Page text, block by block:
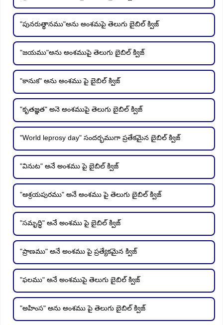
"పునరుత్థానము"అను అంశమపై తెలుగు బైబిల్ క్విజ్
"జయము"అను అంశముపై తెలుగు బైబిల్ క్విజ్
"కానుక" అను అంశము పై బైబిల్ క్విజ్
"కృతజ్ఞత" అనె అంశముపై తెలుగు బైబిల్ క్విజ్
"World leprosy day" సందర్భముగా ప్రతేకమైన బైబిల్ క్విజ్
"వినుట" అనే అంశము పై బైబిల్ క్విజ్
"ఆశ్రయపురము" అనే అంశము పై తెలుగు బైబిల్ క్విజ్
"సమృద్ధి" అనే అంశము పై బైబిల్ క్విజ్
"ప్రాణము" అనే అంశము పై ప్రత్యేకమైన క్విజ్
"ఫలము" అనే అంశముపై తెలుగు బైబిల్ క్విజ్
"అహింస" అను అంశము పై తెలుగు బైబిల్ క్విజ్